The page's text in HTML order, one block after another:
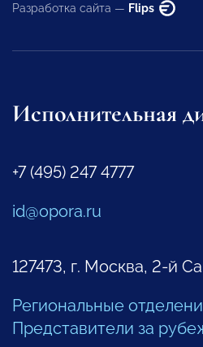
Разработка сайта — Flips
Исполнительная
+7 (495) 247 4777
id@opora.ru
127473, г. Москва, 2-й
Региональные
Представители за